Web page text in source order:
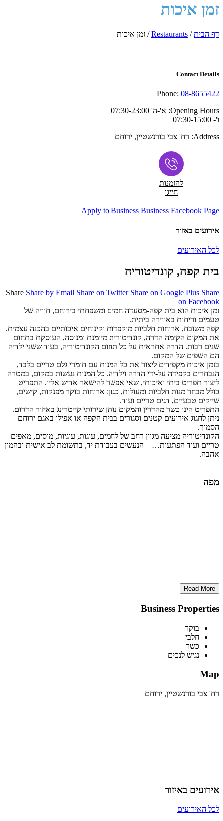
זמן איכות
דף הבית/
Restaurants
/ זמן איכות
Contact Details
Phone: 08-8655422
Opening Hours: א'-ה' 07:30-23:00
ו'- 07:30-15:00
Address: רח' צבי בורנשטיין, ירוחם
להזמנות
חייגו
Apply to Business Business Facebook Page
אירועים באזור
לכל האירועים
בית קפה, קונדיטוריה
Share Share by Email Share on Twitter Share on Google Plus Share
on Facebook
זמן איכות הוא בית קפה-מסעדה חמים ומשפחתי בירוחם, חוויה של
טעמים וריחות באווירה ביתית.
קפה משובח, ארוחות חלביות מוקפדות וקינוחים איכותיים בהכנה עצמית.
את המקום הקימה הדרה, קונדיטורית מיומנת ומנוסה, העוסקת בתחום
שנים רבות. הדרה אחראית על כל תחום הקונדיטוריה, בעוד ששני ילדיה
הם השפים של המקום.
בזמן איכות מקפידים ליצור את כל המנות עם חומרי גלם טריים בלבד,
הנבחרים בקפידה על-ידי הדרה וילדיה. כל המנות נעשות במקום, במטרה
ליצור תפריט ביתי ואיכותי, שאי אפשר להישאר אדיש אליו. התפריט
כולל מבחר מנות חלביות ומעולות, כגון: ארוחות בוקר מפנקות, קישים,
שייקים טבעיים, דגים טריים ועוד.
התפריט הינו כשר מהדרין והמקום נותן שירותי קייטרינג באיזור הדרום.
ניתן לחגוג אירועים קטנים וסגורים בבית הקפה או אפילו באגם ירוחם
הסמוך.
הקונדיטוריה מציעה מגוון רחב של לחמים, עוגות, עוגיות, מוסים, מאפים
טריים ועוד הפתעות… – הנעשים בעבודת יד, בתשומת לב אישית ובהמון
אהבה.
מפה
Read More
Business Properties
בוקר
חלבי
כשר
נגיש לנכים
Map
רח' צבי בורנשטיין, ירוחם
אירועים באיזור
לכל האירועים